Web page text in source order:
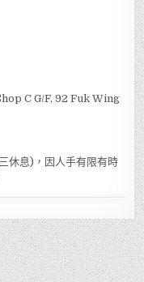
C G/F, 92 Fuk Wing
休息)，因人手有限有時